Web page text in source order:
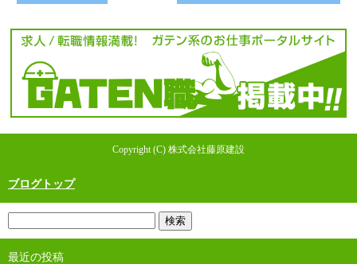
Copyright (C) 株式会社藤原建設
ブログトップ
最近の投稿